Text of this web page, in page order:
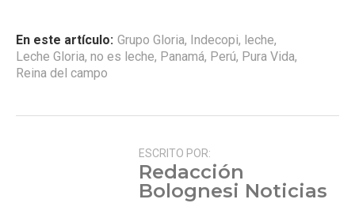
En este artículo: Grupo Gloria, Indecopi, leche,
Leche Gloria, no es leche, Panamá, Perú, Pura Vida,
Reina del campo
ESCRITO POR:
Redacción
Bolognesi Noticias